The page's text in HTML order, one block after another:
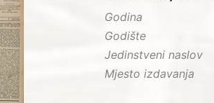
Godina
Godište
Jedinstveni naslov
Mjesto izdavanja